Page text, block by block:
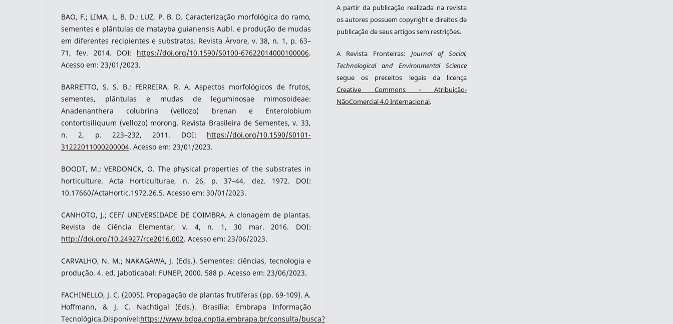
BAO, F.; LIMA, L. B. D.; LUZ, P. B. D. Caracterização morfológica do ramo,
sementes e plântulas de matayba guianensis Aubl. e produção de mudas
em diferentes recipientes e substratos. Revista Árvore, v. 38, n. 1, p. 63–
71, fev. 2014. DOI: https://doi.org/10.1590/S0100-67622014000100006.
Acesso em: 23/01/2023.
BARRETTO, S. S. B.; FERREIRA, R. A. Aspectos morfológicos de frutos,
sementes, plântulas e mudas de leguminosae mimosoideae:
Anadenanthera colubrina (vellozo) brenan e Enterolobium
contortisiliquum (vellozo) morong. Revista Brasileira de Sementes, v. 33,
n. 2, p. 223–232, 2011. DOI: https://doi.org/10.1590/S0101-
31222011000200004. Acesso em: 23/01/2023.
BOODT, M.; VERDONCK, O. The physical properties of the substrates in
horticulture. Acta Horticulturae, n. 26, p. 37–44, dez. 1972. DOI:
10.17660/ActaHortic.1972.26.5. Acesso em: 30/01/2023.
CANHOTO, J.; CEF/ UNIVERSIDADE DE COIMBRA. A clonagem de plantas.
Revista de Ciência Elementar, v. 4, n. 1, 30 mar. 2016. DOI:
http://doi.org/10.24927/rce2016.002. Acesso em: 23/06/2023.
CARVALHO, N. M.; NAKAGAWA, J. (Eds.). Sementes: ciências, tecnologia e
produção. 4. ed. Jaboticabal: FUNEP, 2000. 588 p. Acesso em: 23/06/2023.
FACHINELLO, J. C. (2005). Propagação de plantas frutíferas (pp. 69-109). A.
Hoffmann, & J. C. Nachtigal (Eds.). Brasília: Embrapa Informação
Tecnológica.Disponível:https://www.bdpa.cnptia.embrapa.br/consulta/busca?
A partir da publicação realizada na revista
os autores possuem copyright e direitos de
publicação de seus artigos sem restrições.
A Revista Fronteiras: Journal of Social,
Technological and Environmental Science
segue os preceitos legais da licença
Creative Commons - Atribuição-
NãoComercial 4.0 Internacional.